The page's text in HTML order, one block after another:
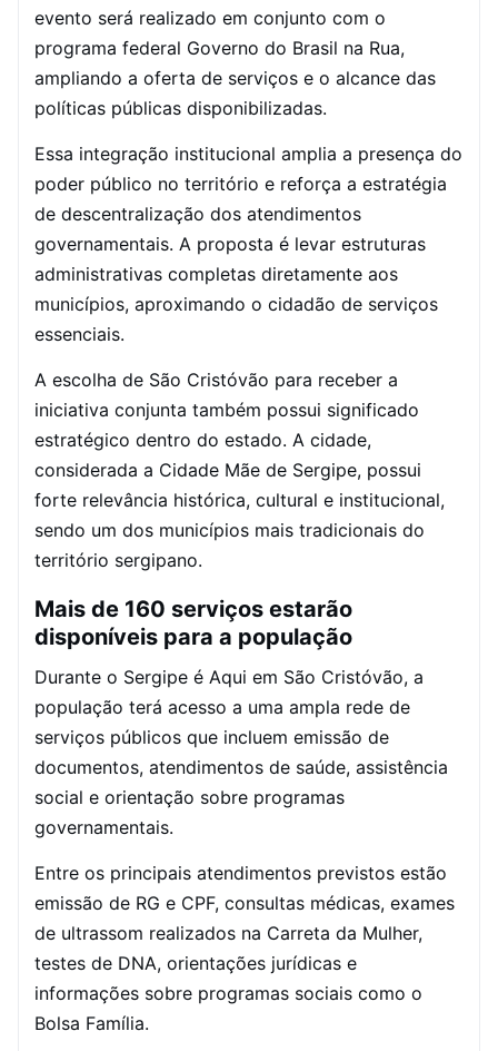
evento será realizado em conjunto com o
programa federal Governo do Brasil na Rua,
ampliando a oferta de serviços e o alcance das
políticas públicas disponibilizadas.
Essa integração institucional amplia a presença do
poder público no território e reforça a estratégia
de descentralização dos atendimentos
governamentais. A proposta é levar estruturas
administrativas completas diretamente aos
municípios, aproximando o cidadão de serviços
essenciais.
A escolha de São Cristóvão para receber a
iniciativa conjunta também possui significado
estratégico dentro do estado. A cidade,
considerada a Cidade Mãe de Sergipe, possui
forte relevância histórica, cultural e institucional,
sendo um dos municípios mais tradicionais do
território sergipano.
Mais de 160 serviços estarão
disponíveis para a população
Durante o Sergipe é Aqui em São Cristóvão, a
população terá acesso a uma ampla rede de
serviços públicos que incluem emissão de
documentos, atendimentos de saúde, assistência
social e orientação sobre programas
governamentais.
Entre os principais atendimentos previstos estão
emissão de RG e CPF, consultas médicas, exames
de ultrassom realizados na Carreta da Mulher,
testes de DNA, orientações jurídicas e
informações sobre programas sociais como o
Bolsa Família.